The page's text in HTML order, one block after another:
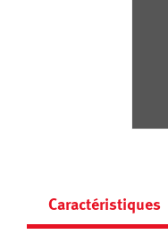
Caractéristiques